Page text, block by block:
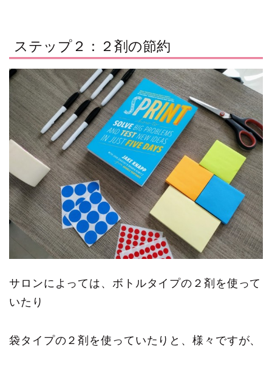
ステップ２：２剤の節約
サロンによっては、ボトルタイプの２剤を使って
いたり
袋タイプの２剤を使っていたりと、様々ですが、